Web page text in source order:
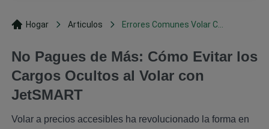
Hogar Articulos Errores Comunes Volar C...
No Pagues de Más: Cómo Evitar los
Cargos Ocultos al Volar con
JetSMART
Volar a precios accesibles ha revolucionado la forma en